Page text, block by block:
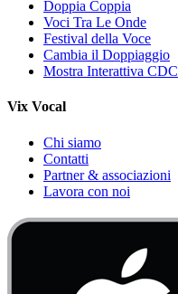
Doppia Coppia
Voci Tra Le Onde
Festival della Voce
Cambia il Doppiaggio
Mostra Interattiva CDC
Vix Vocal
Chi siamo
Contatti
Partner & associazioni
Lavora con noi